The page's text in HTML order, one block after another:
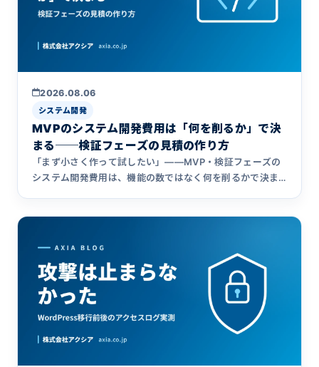
2026.08.06
システム開発
MVPのシステム開発費用は「何を削るか」で決
まる──検証フェーズの見積の作り方
「まず小さく作って試したい」——MVP・検証フェーズの
システム開発費用は、機能の数ではなく何を削るかで決ま